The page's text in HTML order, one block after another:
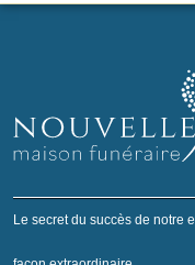
Le secret du succès de notre